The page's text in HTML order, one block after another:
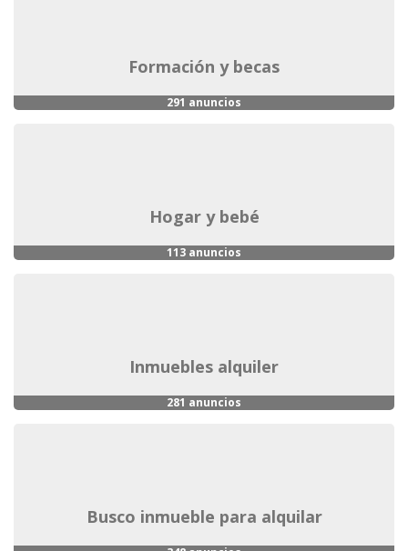
formación y becas
291 anuncios
hogar y bebé
113 anuncios
inmuebles alquiler
281 anuncios
busco inmueble para alquilar